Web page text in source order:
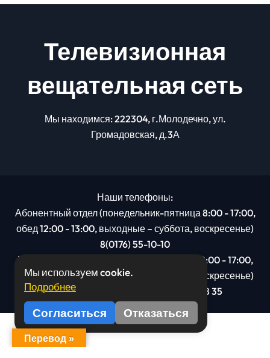
Телевизионная
вещательная сеть
Мы находимся: 222304, г.Молодечно, ул.
Громадовская, д.3А
Наши телефоны:
Абонентный отдел (понедельник-пятница 8:00 - 17:00,
обед 12:00 - 13:00, выходные – суббота, воскресенье)
8(0176) 55-10-10
Рекламный отдел (понедельник-пятница 8:00 - 17:00,
обед 12:00 - 13:00, выходные – суббота, воскресенье)
8(0176): 54 95 80, МТС +375 29 201 78 35
Мы используем cookie.
Подробнее
Согласиться Отказаться
Перевод »